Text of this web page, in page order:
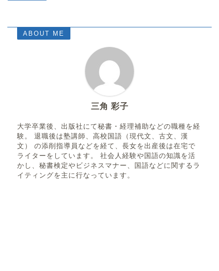
ABOUT ME
三角 彩子
大学卒業後、出版社にて秘書・経理補助などの職種を経
験。 退職後は塾講師、高校国語（現代文、古文、漢
文） の添削指導員などを経て、長女を出産後は在宅で
ライターをしています。 社会人経験や国語の知識を活
かし、秘書検定やビジネスマナー、国語などに関するラ
イティングを主に行なっています。